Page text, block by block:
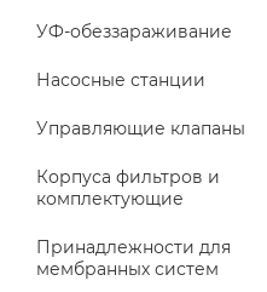
УФ-обеззараживание
Насосные станции
Управляющие клапаны
Корпуса фильтров и
комплектующие
Принадлежности для
мембранных систем